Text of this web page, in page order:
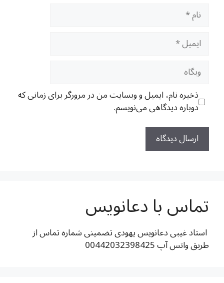
ایمیل
وبگاه
ذخیره نام، ایمیل و وبسایت من در مرورگر برای زمانی که
دوباره دیدگاهی می‌نویسم.
تماس با دعانویس
استاد غیبی دعانویس یهودی تضمینی شماره تماس از
طریق واتس آپ 00442032398425